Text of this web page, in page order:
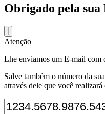
Obrigado pela sua
Atenção
Lhe enviamos um E-mail com
Salve também o número da
através dele que você